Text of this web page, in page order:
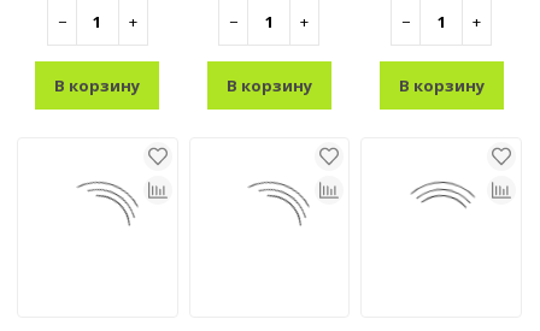
− +
В корзину
− +
В корзину
− +
В корзину